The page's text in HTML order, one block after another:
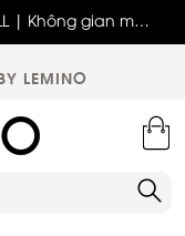
| Không gian mới,
đặc biệt
LEMINO